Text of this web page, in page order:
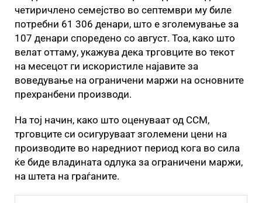
четиричлено семејство во септември му биле
потребни 61 306 денари, што е зголемување за
107 денари споредено со август. Тоа, како што
велат оттаму, укажува дека трговците во текот
на месецот ги искористиле најавите за
воведување на ограничени маржи на основните
прехранбени производи.
На тој начин, како што оценуваат од ССМ,
трговците си осигуруваат зголемени цени на
производите во наредниот период кога во сила
ќе биде владината одлука за ограничени маржи,
на штета на граѓаните.